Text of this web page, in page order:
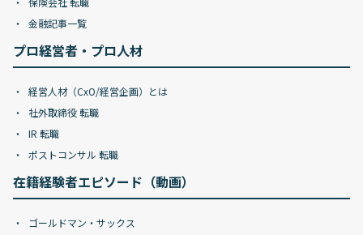
金融記事一覧
プロ経営者・プロ人材
経営人材（CxO/経営企画）とは
社外取締役 転職
IR 転職
ポストコンサル 転職
在籍経験者エピソード（動画）
ゴールドマン・サックス